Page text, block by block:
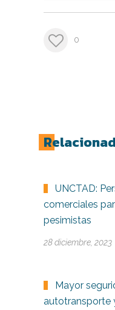
0
UNCTAD:
comerciales
pesimistas
28 diciembre, 2023
Mayor
autotransporte